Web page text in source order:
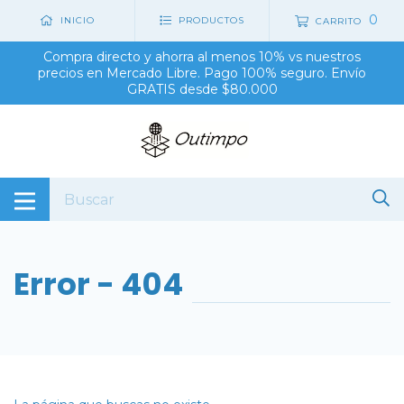
INICIO PRODUCTOS CARRITO 0
Compra directo y ahorra al menos 10% vs nuestros
precios en Mercado Libre. Pago 100% seguro. Envío
GRATIS desde $80.000
Error - 404